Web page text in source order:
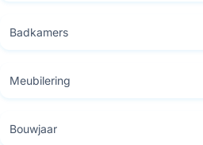
Badkamers
Meubilering
Bouwjaar